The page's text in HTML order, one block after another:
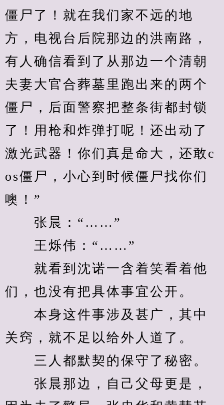
僵尸了！就在我们家不远的地
方，电视台后院那边的洪南路，
有人确信看到了从那边一个清朝
夫妻大官合葬墓里跑出来的两个
僵尸，后面警察把整条街都封锁
了！用枪和炸弹打呢！还出动了
激光武器！你们真是命大，还敢c
os僵尸，小心到时候僵尸找你们
噢！”
张晨：“……”
王烁伟：“……”
就看到沈诺一含着笑看着他
们，也没有把具体事宜公开。
本身这件事涉及甚广，其中
关窍，就不足以给外人道了。
三人都默契的保守了秘密。
张晨那边，自己父母更是，